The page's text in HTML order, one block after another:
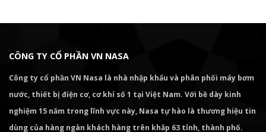
CÔNG TY CỔ PHẦN VN NASA
Công ty cổ phần VN Nasa là nhà nhập khẩu và phân phối máy bơm
nước, thiết bị điện cơ, cơ khí số 1 tại Việt Nam. Với bề dày kinh
nghiệm 15 năm trong lĩnh vực này, Nasa tự hào là thương hiệu tin
dùng của hàng ngàn khách hàng trên khắp 63 tỉnh, thành phố.